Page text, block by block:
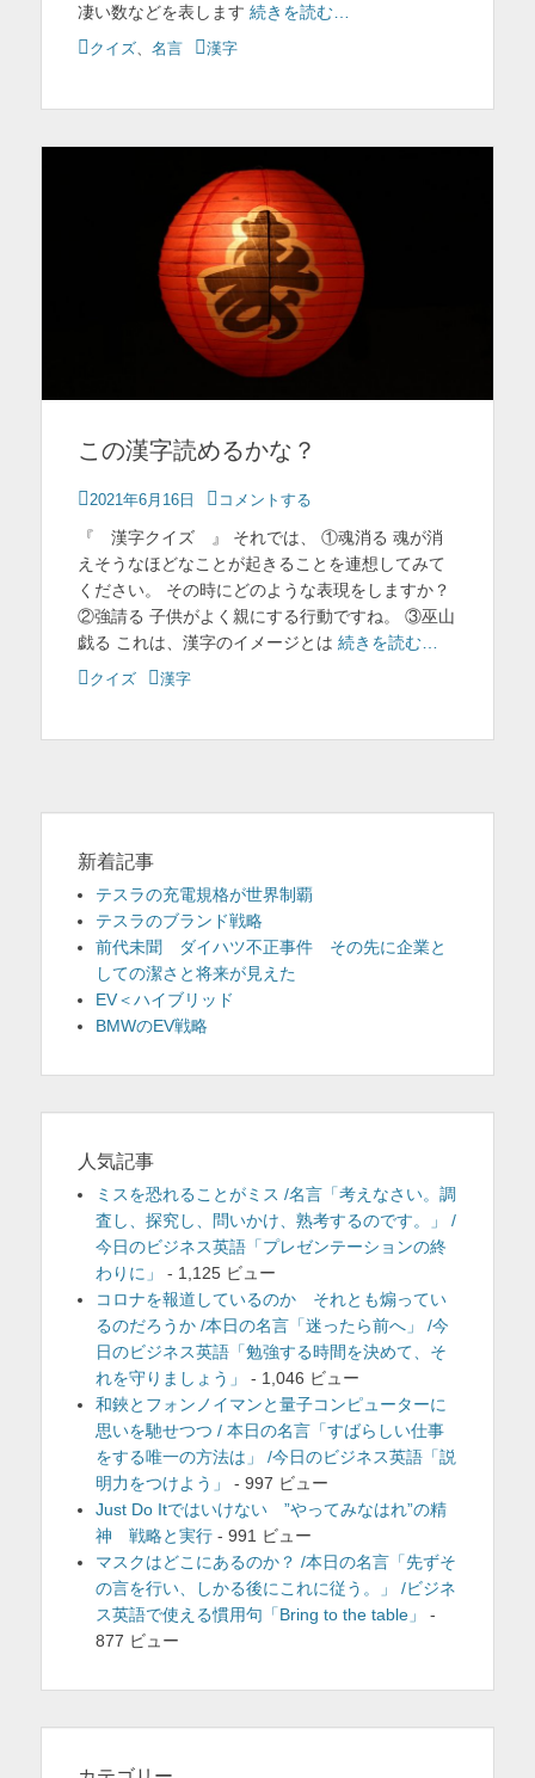
凄い数などを表します 続きを読む…
カ
ー
クイズ、 名言
タ漢字
この漢字読めるかな？
投2021年6月16日 コメントする
『 漢字クイズ 』 それでは、 ①魂消る 魂が消
えそうなほどなことが起きることを連想してみて
ください。 その時にどのような表現をしますか？
②強請る 子供がよく親にする行動ですね。 ③巫山
戯る これは、漢字のイメージとは 続きを読む…
カクイズ
タ漢字
新着記事
テスラの充電規格が世界制覇
テスラのブランド戦略
前代未聞 ダイハツ不正事件 その先に企業と
しての潔さと将来が見えた
EV＜ハイブリッド
BMWのEV戦略
人気記事
ミスを恐れることがミス /名言「考えなさい。調
査し、探究し、問いかけ、熟考するのです。」 /
今日のビジネス英語「プレゼンテーションの終
わりに」
- 1,125 ビュー
コロナを報道しているのか それとも煽ってい
るのだろうか /本日の名言「迷ったら前へ」 /今
日のビジネス英語「勉強する時間を決めて、そ
れを守りましょう」
- 1,046 ビュー
和鋏とフォンノイマンと量子コンピューターに
思いを馳せつつ / 本日の名言「すばらしい仕事
をする唯一の方法は」 /今日のビジネス英語「説
明力をつけよう」
- 997 ビュー
Just Do Itではいけない ”やってみなはれ”の精
神 戦略と実行 - 991 ビュー
マスクはどこにあるのか？ /本日の名言「先ずそ
の言を行い、しかる後にこれに従う。」 /ビジネ
ス英語で使える慣用句「Bring to the table」
-
877 ビュー